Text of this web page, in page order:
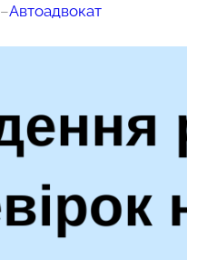
–Автоадвокат